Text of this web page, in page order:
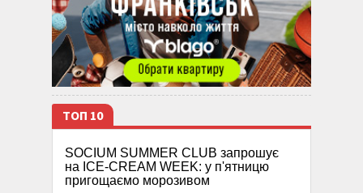
ТОП 10
SOCIUM SUMMER CLUB запрошує
на ICE-CREAM WEEK: у п'ятницю
пригощаємо морозивом